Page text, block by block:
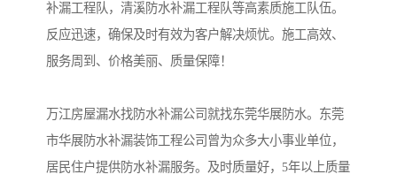
补漏工程队，清溪防水补漏工程队等高素质施工队伍。
反应迅速，确保及时有效为客户解决烦忧。施工高效、
服务周到、价格美丽、质量保障！
万江房屋漏水找防水补漏公司就找东莞华展防水。东莞
市华展防水补漏装饰工程公司曾为众多大小事业单位，
居民住户提供防水补漏服务。及时质量好，5年以上质量